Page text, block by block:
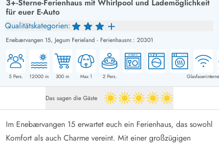
3+-Sterne-Ferienhaus mit Whirlpool und Lademöglichkeit
für euer E-Auto
Qualitätskategorien:
Enebærvangen 15, Jegum Ferieland - Ferienhausnr.: 20301
5Pers. 12000 m 300 m Max 1 2 Pers.
Das sagen die Gäste 5 von 5
Im Enebærvangen 15 erwartet euch ein Ferienhaus, das sowohl
Komfort als auch Charme vereint. Mit einer großzügigen